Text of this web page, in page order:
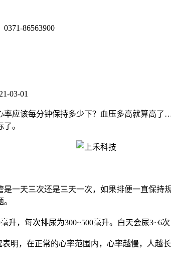
0371-86563900
03-01
该每分钟保持多少下？血压多高就算高
。
天三次还是三天一次，如果排便一直保持
，每次排尿为300~500毫升。白天会尿3~6次
，在正常的心率范围内，心率越慢，人越